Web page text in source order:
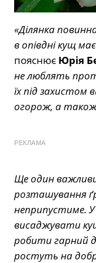
«Ділянка
в опівдні кущ
пояснює Юрія
не люблять
їх під захистом
огорож, а
РЕКЛАМА
Ще один
розташування
неприпустиме. У
висаджувати
робити гарний
ростуть на